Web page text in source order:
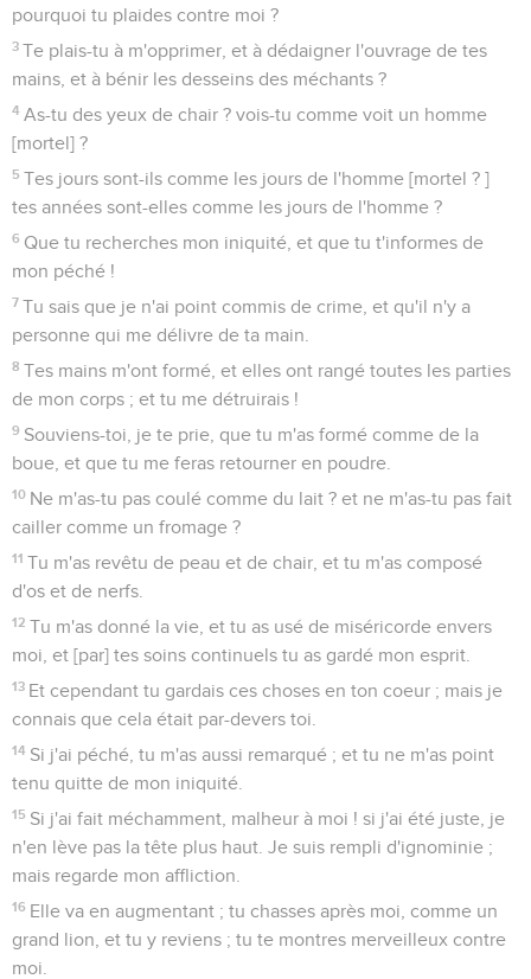
pourquoi tu plaides contre moi ?
3 Te plais-tu à m'opprimer, et à dédaigner l'ouvrage de tes
mains, et à bénir les desseins des méchants ?
4 As-tu des yeux de chair ? vois-tu comme voit un homme
[mortel] ?
5 Tes jours sont-ils comme les jours de l'homme [mortel ? ]
tes années sont-elles comme les jours de l'homme ?
6 Que tu recherches mon iniquité, et que tu t'informes de
mon péché !
7 Tu sais que je n'ai point commis de crime, et qu'il n'y a
personne qui me délivre de ta main.
8 Tes mains m'ont formé, et elles ont rangé toutes les parties
de mon corps ; et tu me détruirais !
9 Souviens-toi, je te prie, que tu m'as formé comme de la
boue, et que tu me feras retourner en poudre.
10 Ne m'as-tu pas coulé comme du lait ? et ne m'as-tu pas fait
cailler comme un fromage ?
11 Tu m'as revêtu de peau et de chair, et tu m'as composé
d'os et de nerfs.
12 Tu m'as donné la vie, et tu as usé de miséricorde envers
moi, et [par] tes soins continuels tu as gardé mon esprit.
13 Et cependant tu gardais ces choses en ton coeur ; mais je
connais que cela était par-devers toi.
14 Si j'ai péché, tu m'as aussi remarqué ; et tu ne m'as point
tenu quitte de mon iniquité.
15 Si j'ai fait méchamment, malheur à moi ! si j'ai été juste, je
n'en lève pas la tête plus haut. Je suis rempli d'ignominie ;
mais regarde mon affliction.
16 Elle va en augmentant ; tu chasses après moi, comme un
grand lion, et tu y reviens ; tu te montres merveilleux contre
moi.